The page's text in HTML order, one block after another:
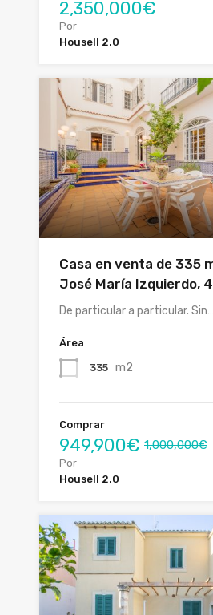
2,350,000€
Por
Housell 2.0
Casa en venta de 335
José María Izquierdo,
De particular a particular. Sin…
Área
335 m2
Comprar
949,900€ 1,000,000€
Por
Housell 2.0